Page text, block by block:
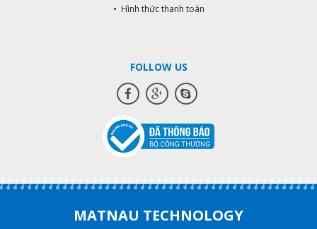
• Hình thức thanh toán
FOLLOW US
MATNAU TECHNOLOGY